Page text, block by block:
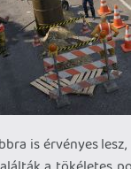
is érvényes